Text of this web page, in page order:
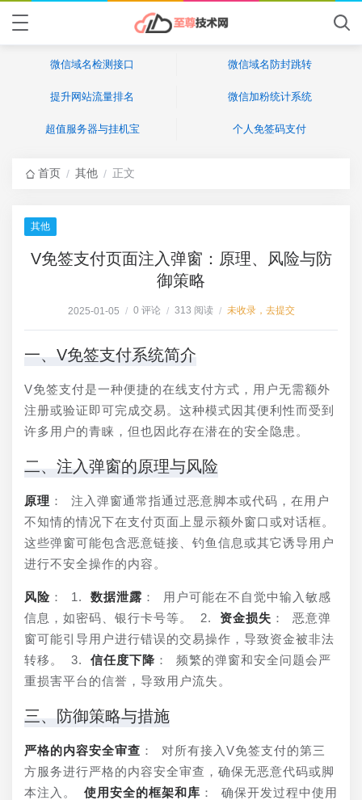
微信域名检测接口 微信域名防封跳转
提升网站流量排名 微信加粉统计系统
超值服务器与挂机宝 个人免签码支付
首页 / 其他 / 正文
其他
V免签支付页面注入弹窗：原理、风险与防
御策略
2025-01-05 / 0 评论 / 313 阅读 / 未收录，去提交
一、V免签支付系统简介
V免签支付是一种便捷的在线支付方式，用户无需额外
注册或验证即可完成交易。这种模式因其便利性而受到
许多用户的青睐，但也因此存在潜在的安全隐患。
二、注入弹窗的原理与风险
原理 ： 注入弹窗通常指通过恶意脚本或代码，在用户
不知情的情况下在支付页面上显示额外窗口或对话框。
这些弹窗可能包含恶意链接、钓鱼信息或其它诱导用户
进行不安全操作的内容。
风险 ： 1. 数据泄露 ： 用户可能在不自觉中输入敏感
信息，如密码、银行卡号等。 2. 资金损失 ： 恶意弹
窗可能引导用户进行错误的交易操作，导致资金被非法
转移。 3. 信任度下降 ： 频繁的弹窗和安全问题会严
重损害平台的信誉，导致用户流失。
三、防御策略与措施
严格的内容安全审查 ： 对所有接入V免签支付的第三
方服务进行严格的内容安全审查，确保无恶意代码或脚
本注入。 使用安全的框架和库 ： 确保开发过程中使用